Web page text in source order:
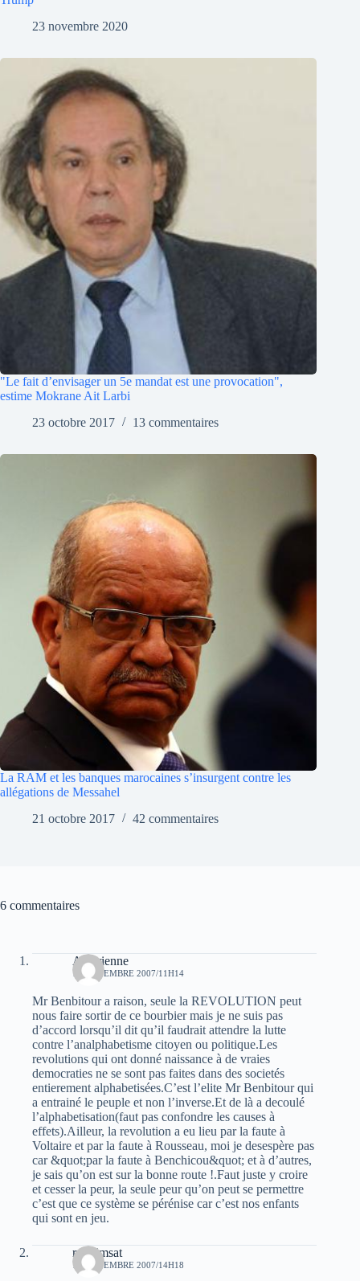
23 novembre 2020
"Le fait d’envisager un 5e mandat est une provocation",
estime Mokrane Ait Larbi
23 octobre 2017
13 commentaires
La RAM et les banques marocaines s’insurgent contre les
allégations de Messahel
21 octobre 2017
42 commentaires
6 commentaires
Algerienne
17 NOVEMBRE 2007/11H14
Mr Benbitour a raison, seule la REVOLUTION peut
nous faire sortir de ce bourbier mais je ne suis pas
d’accord lorsqu’il dit qu’il faudrait attendre la lutte
contre l’analphabetisme citoyen ou politique.Les
revolutions qui ont donné naissance à de vraies
democraties ne se sont pas faites dans des societés
entierement alphabetisées.C’est l’elite Mr Benbitour qui
a entrainé le peuple et non l’inverse.Et de là a decoulé
l’alphabetisation(faut pas confondre les causes à
effets).Ailleur, la revolution a eu lieu par la faute à
Voltaire et par la faute à Rousseau, moi je desespère pas
car &quot;par la faute à Benchicou&quot; et à d’autres,
je sais qu’on est sur la bonne route !.Faut juste y croire
et cesser la peur, la seule peur qu’on peut se permettre
c’est que ce système se pérénise car c’est nos enfants
qui sont en jeu.
rym imsat
17 NOVEMBRE 2007/14H18